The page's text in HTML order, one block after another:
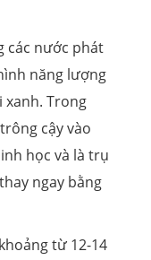
các nước phát
năng lượng
Trong
cậy vào
học và là trụ
ngay bằng
từ 12-14